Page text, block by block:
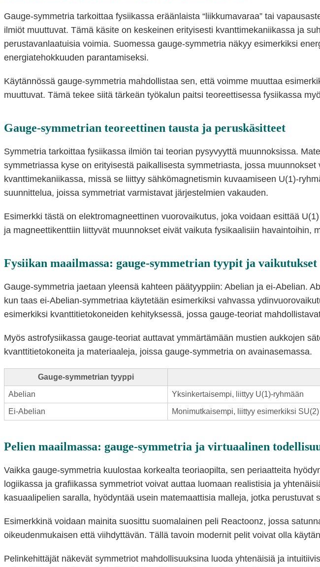
Gauge-symmetria tarkoittaa fysiikassa eräänlaista “liikkumavaraa” tai
ilmiöt muuttuvat. Tämä käsite on keskeinen erityisesti kvanttimekaniikassa ja
perustavanlaatuisia voimia. Suomessa gauge-symmetria näkyy esimerkiksi
energiatehokkuuden parantamiseksi.
Käytännössä gauge-symmetria mahdollistaa sen, että voimme muuttaa
muuttuvat. Tämä tekee siitä tärkeän työkalun paitsi teoreettisessa fysiikassa
Gauge-symmetrian teoreettinen tausta ja peruskäsitteet
Symmetria tarkoittaa fysiikassa ilmiön tai teorian pysyvyyttä muunnoksissa.
symmetriassa kyse on erityisestä paikallisesta symmetriasta, jossa
kvanttimekaniikassa, missä se liittyy sähkömagnetismin kuvaamiseen U(1)-
suunnittelua, joissa symmetriat varmistavat järjestelmien vakauden.
Esimerkki tästä on elektromagneettinen vuorovaikutus, joka voidaan esittää
ja magneettikenttiin liittyvät muunnokset eivät vaikuta fysikaalisiin havaintoihin,
Fysiikan maailmassa: gauge-symmetrian tyypit ja vaikutukset
Gauge-symmetria jaetaan yleensä kahteen päätyyppiin: Abelian ja ei-Abelian.
kun taas ei-Abelian-symmetriaa käytetään esimerkiksi vahvassa
esimerkiksi kvanttitietokoneiden kehityksessä, jossa gauge-teoriat
Myös astrofysiikassa gauge-teoriat auttavat ymmärtämään mustien aukkojen
kvanttitietokoneita ja materiaaleja, joissa gauge-symmetria on avainasemassa.
Gauge-symmetrian tyyppi
Abelian Yksinkertaisempi, liittyy U(1)-ryhmään
Ei-Abelian Monimutkaisempi, liittyy esimerkiksi
Pelien maailmassa: gauge-symmetria ja virtuaalinen
Vaikka gauge-symmetria kuulostaa korkealta teoriaopilta, sen periaatteita
logiikassa ja grafiikassa symmetriot voivat auttaa luomaan realistisia ja
kasuaalipelien saralla, hyödyntää usein matemaattisia malleja, jotka perustuvat
Esimerkkinä voidaan mainita suosittu suomalainen peli Reactoonz, jossa
oikeudenmukaisen että viihdyttävän. Tällä tavoin modernit pelit voivat olla
Pelinkehittäjät näkevät symmetriot mahdollisuuksina luoda yhtenäisiä ja